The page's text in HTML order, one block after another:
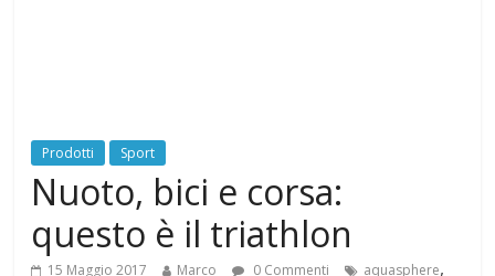
Prodotti Sport
Nuoto, bici e corsa:
questo è il triathlon
15 Maggio 2017 Marco 0 Commenti aquasphere,